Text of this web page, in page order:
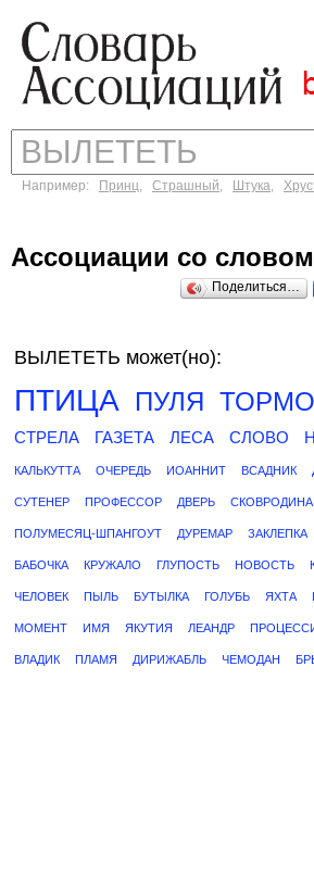
Например: Принц, Страшный, Штука,
Ассоциации со
Поделиться…
ВЫЛЕТЕТЬ может(но):
ПТИЦА ПУЛЯ
СТРЕЛА
ГАЗЕТА ЛЕСА СЛОВО
КАЛЬКУТТА ОЧЕРЕДЬ ИОАННИТ ВСАДНИК
СУТЕНЕР ПРОФЕССОР ДВЕРЬ СКОВРОДИНА
ПОЛУМЕСЯЦ-ШПАНГОУТ ДУРЕМАР ЗАКЛЕПКА
БАБОЧКА КРУЖАЛО ГЛУПОСТЬ НОВОСТЬ
ЧЕЛОВЕК ПЫЛЬ БУТЫЛКА ГОЛУБЬ ЯХТА
МОМЕНТ ИМЯ ЯКУТИЯ ЛЕАНДР
ВЛАДИК ПЛАМЯ ДИРИЖАБЛЬ ЧЕМОДАН